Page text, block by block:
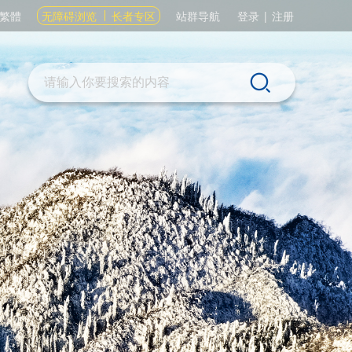
繁體 无障碍浏览 长者专区 站群导航 登录 | 注册